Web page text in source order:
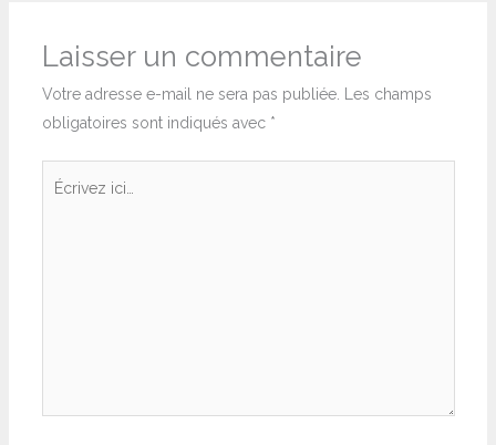
Laisser un commentaire
Votre adresse e-mail ne sera pas publiée. Les champs
obligatoires sont indiqués avec *
Écrivez